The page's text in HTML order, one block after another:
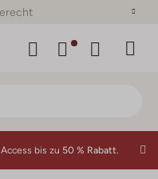
bis zu 50 % Rabatt.